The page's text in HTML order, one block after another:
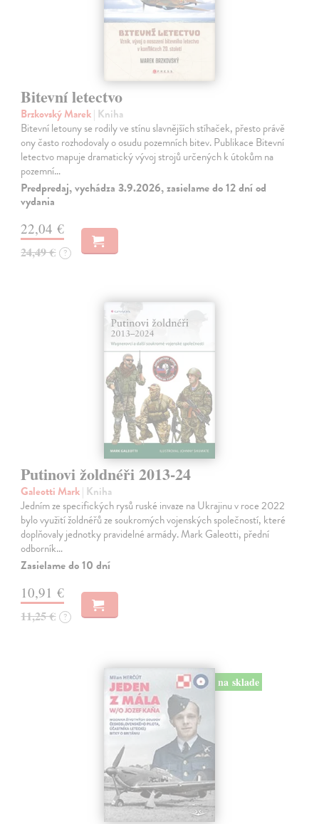
Bitevní letectvo
Brzkovský Marek| Kniha
Bitevní letouny se rodily ve stínu slavnějších stíhaček, přesto právě
ony často rozhodovaly o osudu pozemních bitev. Publikace Bitevní
letectvo mapuje dramatický vývoj strojů určených k útokům na
pozemní…
Predpredaj, vychádza 3.9.2026, zasielame do 12 dní od
vydania
22,04 €
24,49 € ?
Putinovi žoldnéři 2013-24
Galeotti Mark| Kniha
Jedním ze specifických rysů ruské invaze na Ukrajinu v roce 2022
bylo využití žoldnéřů ze soukromých vojenských společností, které
doplňovaly jednotky pravidelné armády. Mark Galeotti, přední
odborník…
Zasielame do 10 dní
10,91 €
11,25 € ?
na sklade